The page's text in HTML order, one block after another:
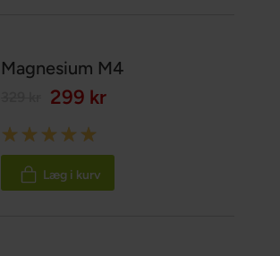
Magnesium M4
299 kr
Rating:
100%
Læg i kurv